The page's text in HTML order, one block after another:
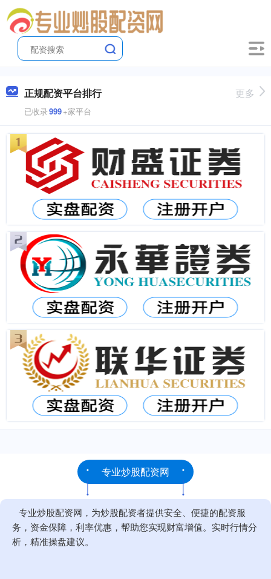
正规配资平台排行
已收录999+家平台
更多
专业炒股配资网
专业炒股配资网，为炒股配资者提供安全、便捷的配资服
务，资金保障，利率优惠，帮助您实现财富增值。实时行情分
析，精准操盘建议。